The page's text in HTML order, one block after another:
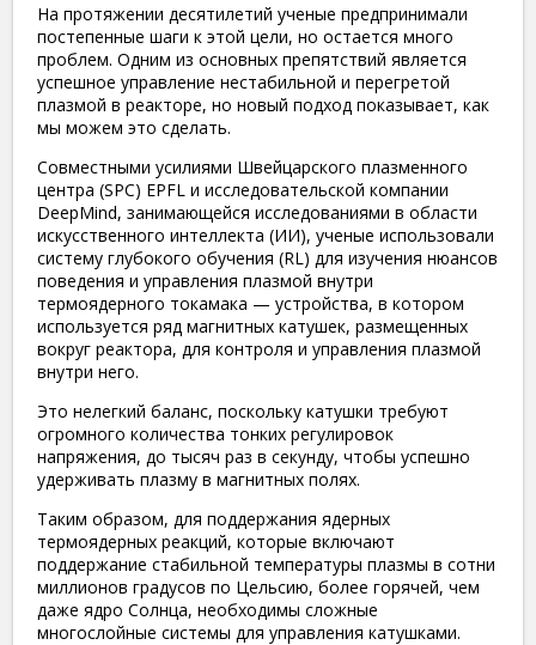
На протяжении десятилетий ученые предпринимали
постепенные шаги к этой цели, но остается много
проблем. Одним из основных препятствий является
успешное управление нестабильной и перегретой
плазмой в реакторе, но новый подход показывает, как
мы можем это сделать.
Совместными усилиями Швейцарского плазменного
центра (SPC) EPFL и исследовательской компании
DeepMind, занимающейся исследованиями в области
искусственного интеллекта (ИИ), ученые использовали
систему глубокого обучения (RL) для изучения нюансов
поведения и управления плазмой внутри
термоядерного токамака — устройства, в котором
используется ряд магнитных катушек, размещенных
вокруг реактора, для контроля и управления плазмой
внутри него.
Это нелегкий баланс, поскольку катушки требуют
огромного количества тонких регулировок
напряжения, до тысяч раз в секунду, чтобы успешно
удерживать плазму в магнитных полях.
Таким образом, для поддержания ядерных
термоядерных реакций, которые включают
поддержание стабильной температуры плазмы в сотни
миллионов градусов по Цельсию, более горячей, чем
даже ядро Солнца, необходимы сложные
многослойные системы для управления катушками.